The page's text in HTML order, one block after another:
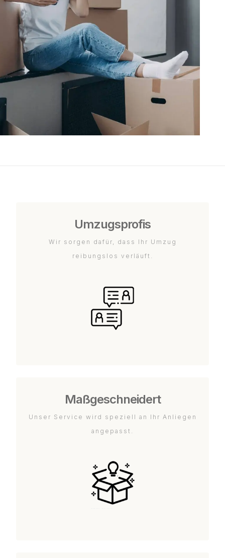
Umzugsprofis
Wir sorgen dafür, dass Ihr Umzug
reibungslos verläuft.
Maßgeschneidert
Unser Service wird speziell an Ihr Anliegen
angepasst.